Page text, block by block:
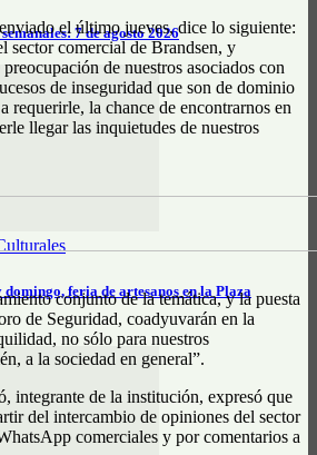
7 de agosto 2026
domingo, feria de artesanos en la Plaza
el último jueves, dice lo siguiente:
sector comercial de Brandsen, y
de nuestros asociados con
de inseguridad que son de dominio
requerirle, la chance de encontrarnos en
llegar las inquietudes de nuestros
conjunto de la temática, y la puesta
de Seguridad, coadyuvarán en la
no sólo para nuestros
a la sociedad en general”.
integrante de la institución, expresó que
del intercambio de opiniones del sector
comerciales y por comentarios a